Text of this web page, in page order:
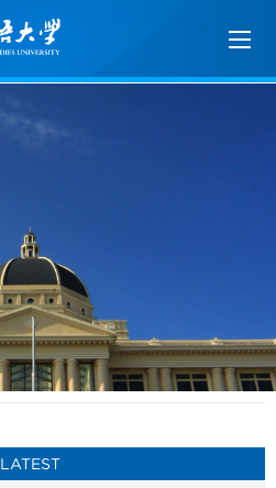
LATEST